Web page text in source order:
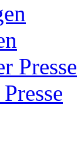
Presse